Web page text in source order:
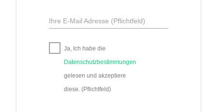
Ihre E-Mail Adresse (Pflichtfeld)
Ja, Ich habe die
Datenschutzbestimmungen
gelesen und akzeptiere
diese. (Pflichtfeld)